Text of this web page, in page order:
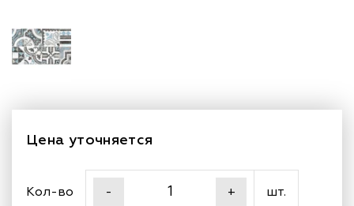
Цена уточняется
Кол-во - + шт.